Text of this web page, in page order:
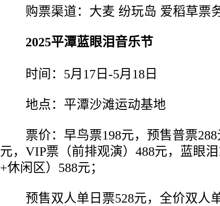
购票渠道：大麦 纷玩岛 爱稻草票
2025平潭蓝眼泪音乐节
时间：5月17日-5月18日
地点：平潭沙滩运动基地
票价：早鸟票198元，预售普票288
元，VIP票（前排观演）488元，蓝眼
+休闲区）588元；
预售双人单日票528元，全价双人